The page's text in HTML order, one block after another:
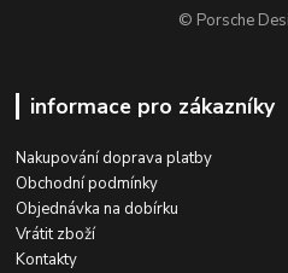
© Porsche
informace pro zákazníky
Nakupování doprava platby
Obchodní podmínky
Objednávka na dobírku
Vrátit zboží
Kontakty